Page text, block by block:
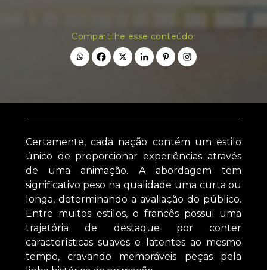
Compartilhe esse conteúdo:
Certamente, cada nação contém um estilo
único de proporcionar experiências através
de uma animação. A abordagem tem
significativo peso na qualidade uma curta ou
longa, determinando a avaliação do público.
Entre muitos estilos, o francês possui uma
trajetória de destaque por conter
características suaves e latentes ao mesmo
tempo, cravando memoráveis peças pela